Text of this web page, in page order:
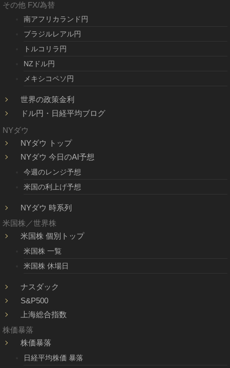
その他 FX/為替
南アフリカランド円
ブラジルレアル円
トルコリラ円
NZドル円
メキシコペソ円
世界の政策金利
ドル円・日経平均ブログ
NYダウ
NYダウ トップ
NYダウ 今日のAI予想
今週のレンジ予想
米国の利上げ予想
NYダウ 時系列
米国株／世界株
米国株 個別トップ
米国株 一覧
米国株 休場日
ナスダック
S&P500
上海総合指数
株価暴落
株価暴落
日経平均株価 暴落